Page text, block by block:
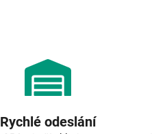
ý
p
i
u
Rychlé odeslání